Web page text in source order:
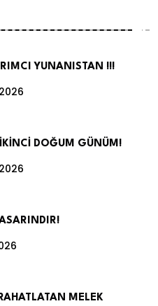
YUNANISTAN !!!
DOĞUM GÜNÜM!
MELEK